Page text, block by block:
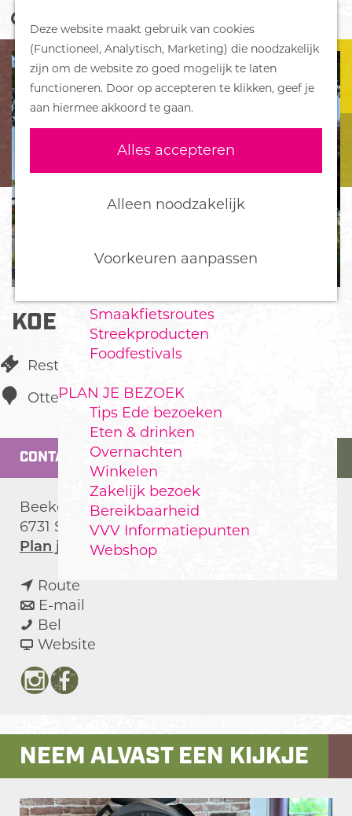
Deze website maakt gebruik van cookies
(Functioneel, Analytisch, Marketing) die noodzakelijk
zijn om de website zo goed mogelijk te laten
functioneren. Door op accepteren te klikken, geef je
aan hiermee akkoord te gaan.
Alles accepteren
Alleen noodzakelijk
Voorkeuren aanpassen
G
a
n
a
a
e
h
o
m
e
p
a
g
e
o
e
k
e
n
M
e
n
u
DORPEN
Bennekom
De Klomp
Deelen
Ederveen
Harskamp
Hoenderloo
Wekerom
Smaakfietsroutes
Streekproducten
Foodfestivals
PLAN JE BEZOEK
Tips Ede bezoeken
Eten & drinken
Overnachten
Winkelen
Zakelijk bezoek
Bereikbaarheid
VVV Informatiepunten
Webshop
KOE
Restaurant
Otterlo
CONTACT
Beekdalseweg 2
6731 SG
Otterlo
Plan je routen
Route
a
r
E-mail
a
Bel
O
E
Website
I
t
a
r
F
e
b
o
NEEM ALVAST EEN KIJKJE